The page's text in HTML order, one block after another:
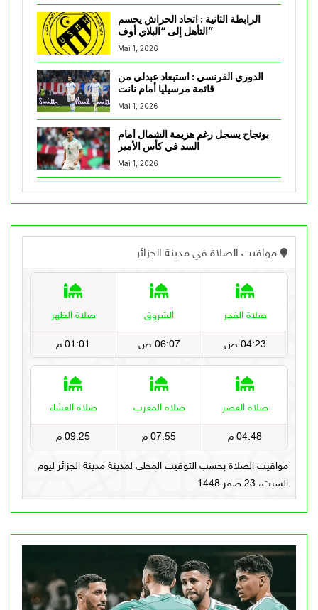
الرابطة الثانية : اتحاد الحراش يحسم
التأهل إلى “البلاي أوف”
Mai 1, 2026
الدوري الفرنسي : استبعاد عبدلي من
قائمة مرسيليا أمام نانت
Mai 1, 2026
بونجاح يسجل رغم هزيمة الشمال أمام
السد في كأس الأمير
Mai 1, 2026